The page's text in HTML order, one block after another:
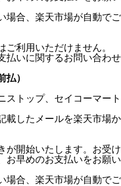
場合、楽天市場が自動でご
利用いただけません。
払いに関するお問い合わせ
払）
ストップ、セイコーマート
載したメールを楽天市場か
が開始いたします。お受け
お早めのお支払いをお願い
場合、楽天市場が自動でご